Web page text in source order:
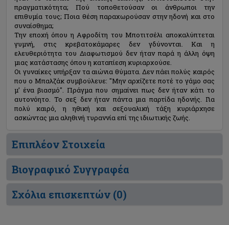
πραγματικότητα; Πού τοποθετούσαν οι άνθρωποι την
επιθυμία τους; Ποια θέση παραχωρούσαν στην ηδονή και στο
συναίσθημα;
Την εποχή όπου η Αφροδίτη του Μποτιτσέλι αποκαλύπτεται
γυμνή, στις κρεβατοκάμαρες δεν γδύνονται. Και η
ελευθεριότητα του Διαφωτισμού δεν ήταν παρά η άλλη όψη
μιας κατάστασης όπου η καταπίεση κυριαρχούσε.
Οι γυναίκες υπήρξαν τα αιώνια θύματα. Δεν πάει πολύς καιρός
που ο Μπαλζάκ συμβούλευε: "Μην αρχίζετε ποτέ το γάμο σας
μ’ ένα βιασμό". Πράγμα που σημαίνει πως δεν ήταν κάτι το
αυτονόητο. Το σεξ δεν ήταν πάντα μια παρτίδα ηδονής. Για
πολύ καιρό, η ηθική και σεξουαλική τάξη κυριάρχησε
ασκώντας μια αληθινή τυραννία επί της ιδιωτικής ζωής.
Επιπλέον Στοιχεία
Βιογραφικό Συγγραφέα
Σχόλια επισκεπτών (0)